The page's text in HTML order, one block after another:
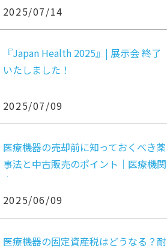
2025/07/14
『Japan Health 2025』| 展示会 終了
いたしました！
2025/07/09
医療機器の売却前に知っておくべき薬
事法と中古販売のポイント｜医療機関
向け
2025/06/09
医療機器の固定資産税はどうなる？耐